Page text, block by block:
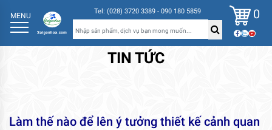
MENU Tel: (028) 3720 3389 - 090 180 5859 0
TIN TỨC
Làm thế nào để lên ý tưởng thiết kế cảnh quan